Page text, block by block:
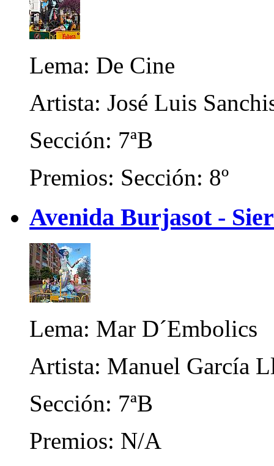
Lema: De Cine
Artista: José Luis
Sección: 7ªB
Premios: Sección: 8º
Avenida Burjasot -
Lema: Mar D´Embolics
Artista: Manuel García
Sección: 7ªB
Premios: N/A